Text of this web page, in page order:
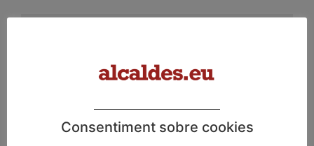
Consentiment sobre cookies